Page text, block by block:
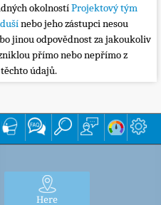
okolnostíProjektový tým
nebo jeho zástupci nesou
jinou odpovědnost za jakoukoliv
přímo nebo nepřímo z
údajů.
Here